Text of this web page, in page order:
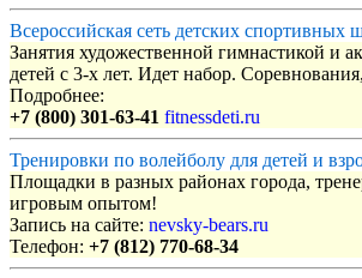
Всероссийская сеть детских спортивных
Занятия художественной гимнастикой и
детей с 3-х лет. Идет набор.
Подробнее:
+7 (800) 301-63-41 fitnessdeti.ru
Тренировки по волейболу для детей и
Площадки в разных районах города,
игровым опытом!
Запись на сайте: nevsky-bears.ru
Телефон: +7 (812) 770-68-34